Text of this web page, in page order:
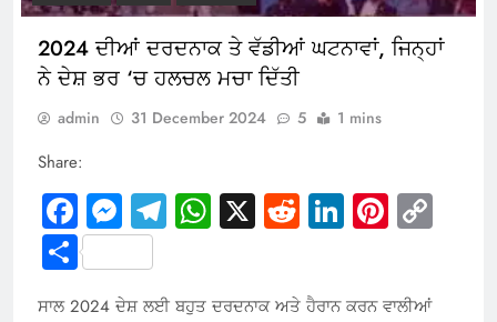
2024 ਦੀਆਂ ਦਰਦਨਾਕ ਤੇ ਵੱਡੀਆਂ ਘਟਨਾਵਾਂ, ਜਿਨ੍ਹਾਂ
ਨੇ ਦੇਸ਼ ਭਰ ‘ਚ ਹਲਚਲ ਮਚਾ ਦਿੱਤੀ
admin 31 December 2024 5 1 mins
Share:
Facebook
Messenger
Telegram
WhatsApp
X RedditLinkedIn
Share
ਸਾਲ 2024 ਦੇਸ਼ ਲਈ ਬਹੁਤ ਦਰਦਨਾਕ ਅਤੇ ਹੈਰਾਨ ਕਰਨ ਵਾਲੀਆਂ